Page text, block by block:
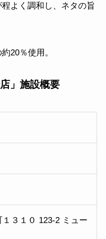
よく調和し、ネタの旨
20％使用。
」施設概要
３１０ 123-2 ミュー